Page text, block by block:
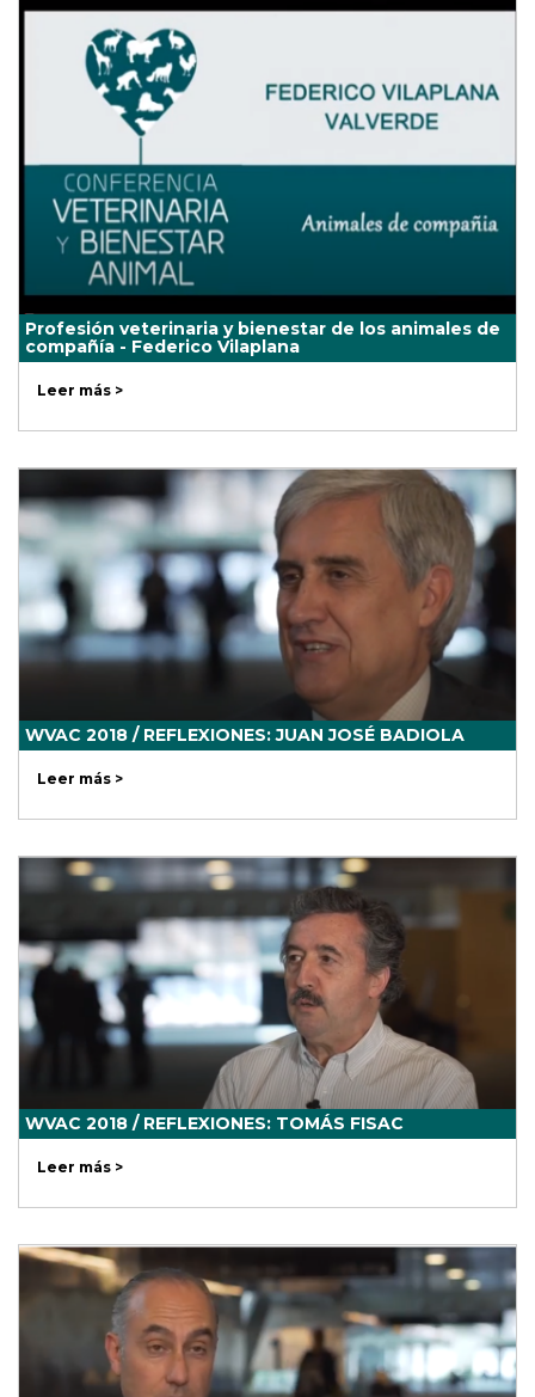
Profesión veterinaria y bienestar de los animales de
compañía - Federico Vilaplana
Leer más >
WVAC 2018 / REFLEXIONES: JUAN JOSÉ BADIOLA
Leer más >
WVAC 2018 / REFLEXIONES: TOMÁS FISAC
Leer más >